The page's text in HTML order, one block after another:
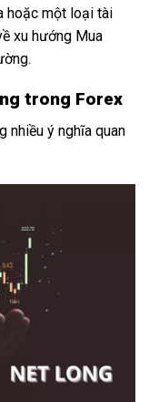
hoặc một loại tài
xu hướng Mua
trong Forex
nhiều ý nghĩa quan